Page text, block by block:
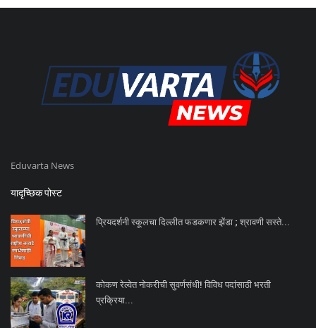
Eduvarta News
यादृच्छिक पोस्ट
प्रियदर्शनी स्कूलचा दिल्लीत फडकणार झेंडा ; श्रावणी सस्ते...
कोकण रेल्वेत नोकरीची सुवर्णसंधी! विविध पदांसाठी भरती
प्रक्रिया...